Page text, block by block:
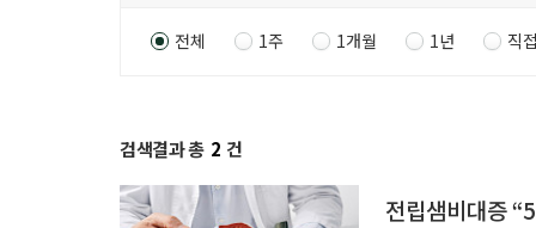
전체 1주 1개월 1년 직
검색결과 총 2 건
전립샘비대증